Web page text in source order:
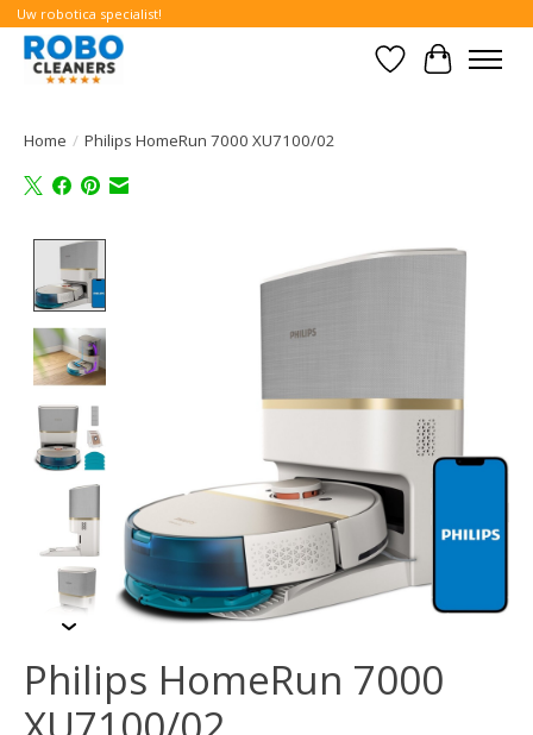
Uw robotica specialist!
Verlanglijst
Home / Philips HomeRun 7000 XU7100/02
Product image slideshow Items
Philips HomeRun 7000